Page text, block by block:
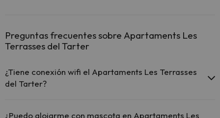
Preguntas frecuentes sobre Apartaments Les
Terrasses del Tarter
¿Tiene conexión wifi el Apartaments Les Terrasses
del Tarter?
gratuito en zonas comunes.
¿Puedo alojarme con mascota en Apartaments Les